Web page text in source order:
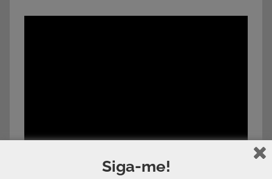
Siga-me!